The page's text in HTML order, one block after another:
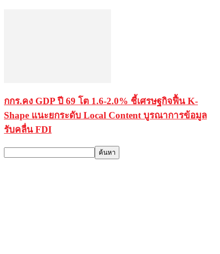
กกร.คง GDP ปี 69 โต 1.6-2.0% ชี้เศรษฐกิจฟื้น K-
Shape แนะยกระดับ Local Content บูรณาการข้อมูล
รับคลื่น FDI